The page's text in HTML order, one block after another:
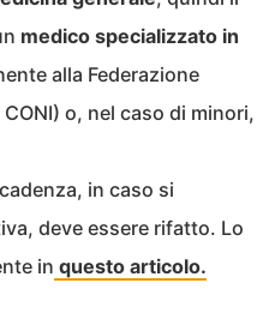
medico specializzato in
alla Federazione
o, nel caso di minori,
in caso si
deve essere rifatto. Lo
in questo articolo.